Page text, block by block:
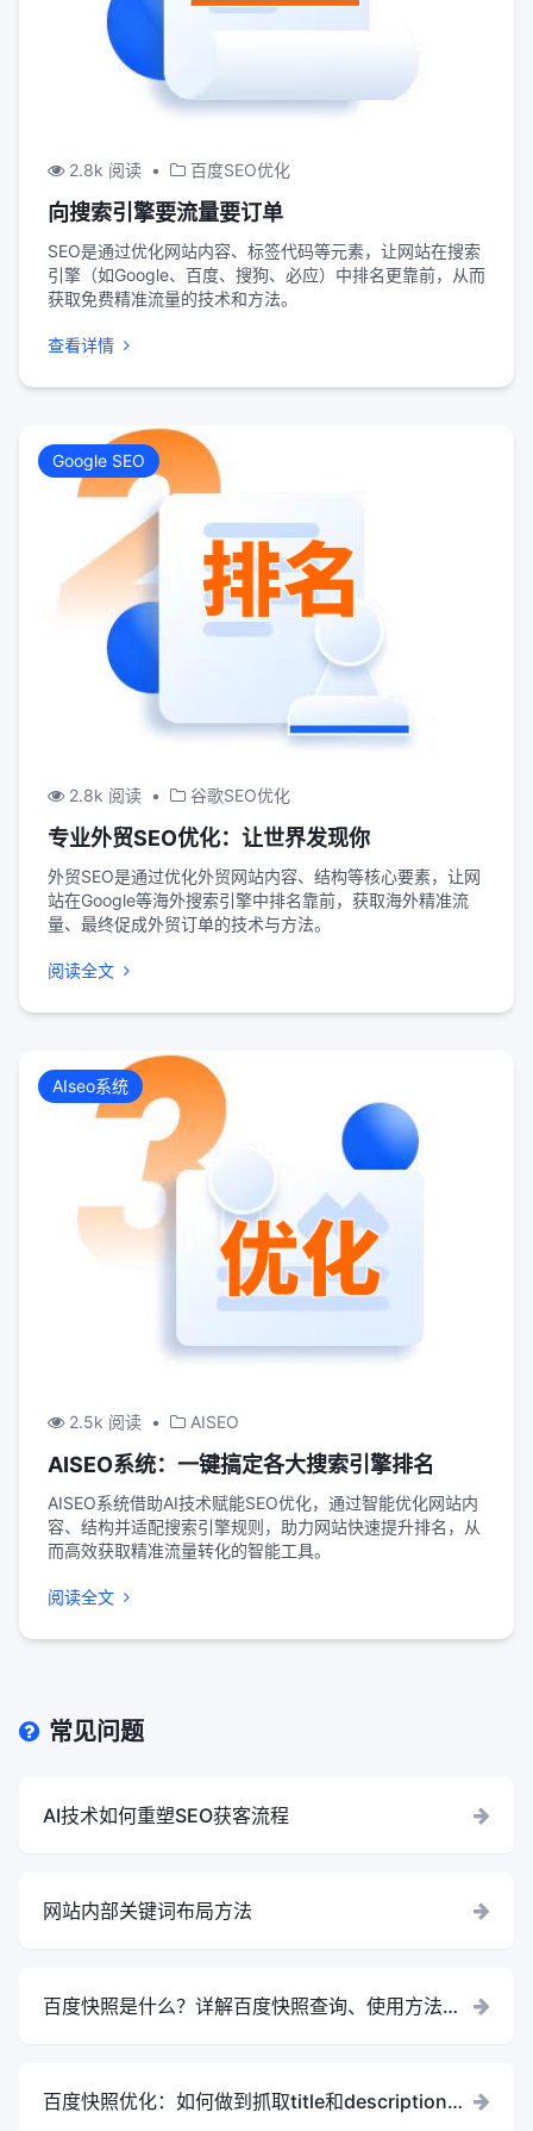
2.8k 阅读 • 百度SEO优化
向搜索引擎要流量要订单
SEO是通过优化网站内容、标签代码等元素，让网站在搜索
引擎（如Google、百度、搜狗、必应）中排名更靠前，从而
获取免费精准流量的技术和方法。
查看详情
Google SEO
2.8k 阅读 • 谷歌SEO优化
专业外贸SEO优化：让世界发现你
外贸SEO是通过优化外贸网站内容、结构等核心要素，让网
站在Google等海外搜索引擎中排名靠前，获取海外精准流
量、最终促成外贸订单的技术与方法。
阅读全文
AIseo系统
2.5k 阅读 • AISEO
AISEO系统：一键搞定各大搜索引擎排名
AISEO系统借助AI技术赋能SEO优化，通过智能优化网站内
容、结构并适配搜索引擎规则，助力网站快速提升排名，从
而高效获取精准流量转化的智能工具。
阅读全文
常见问题
AI技术如何重塑SEO获客流程
网站内部关键词布局方法
百度快照是什么？详解百度快照查询、使用方法与
百度快照优化：如何做到抓取title和description标